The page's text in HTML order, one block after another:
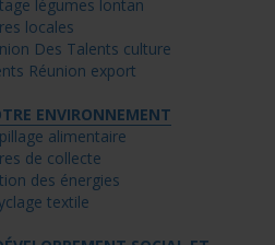
légumes lontan
locales
Des Talents culture
Réunion export
ENVIRONNEMENT
alimentaire
de collecte
des énergies
textile